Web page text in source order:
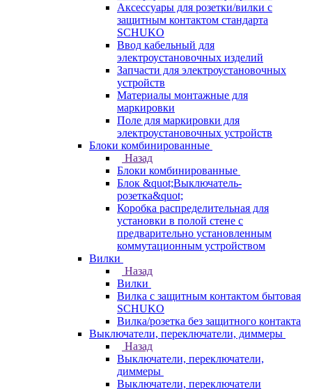
Аксессуары для розетки/вилки с
защитным контактом стандарта
SCHUKO
Ввод кабельный для
электроустановочных изделий
Запчасти для электроустановочных
устройств
Материалы монтажные для
маркировки
Поле для маркировки для
электроустановочных устройств
Блоки комбинированные
Назад
Блоки комбинированные
Блок &quot;Выключатель-
розетка&quot;
Коробка распределительная для
установки в полой стене с
предварительно установленным
коммутационным устройством
Вилки
Назад
Вилки
Вилка с защитным контактом бытовая
SCHUKO
Вилка/розетка без защитного контакта
Выключатели, переключатели, диммеры
Назад
Выключатели, переключатели,
диммеры
Выключатели, переключатели